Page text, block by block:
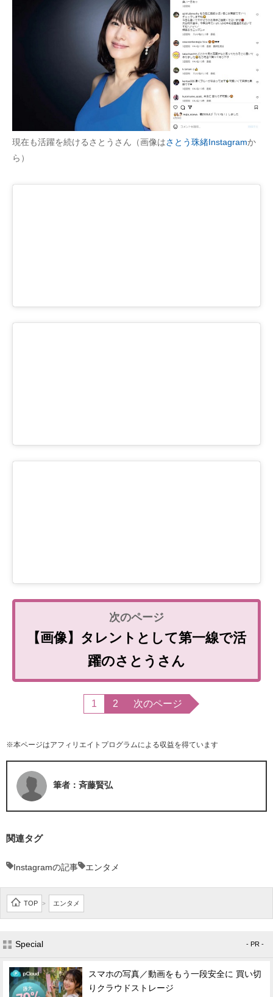
現在も活躍を続けるさとうさん（画像はさとう珠緒Instagramか
ら）
【画像】タレントとして第一線で活
躍のさとうさん
1 2 次のページ
※本ページはアフィリエイトプログラムによる収益を得ています
筆者：斉藤賢弘
関連タグ
Instagramの記事 エンタメ
TOP > エンタメ
Special - PR -
スマホの写真／動画をもう一段安全に 買い切
りクラウドストレージ